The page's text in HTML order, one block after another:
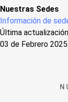
Nuestras Sedes
Información de
Última
03 de Febrero 2025